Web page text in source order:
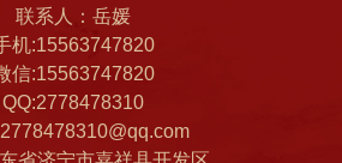
联系人：岳媛
机:15563747820
信:15563747820
QQ:2778478310